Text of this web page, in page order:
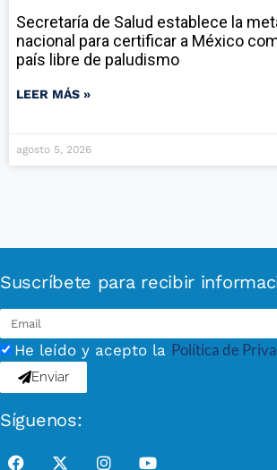
Secretaría de Salud establece la
nacional para certificar a México
país libre de paludismo
LEER MÁS »
agosto 5, 2026
Suscríbete para recibir
He leído y acepto la Política de
Enviar
Síguenos: